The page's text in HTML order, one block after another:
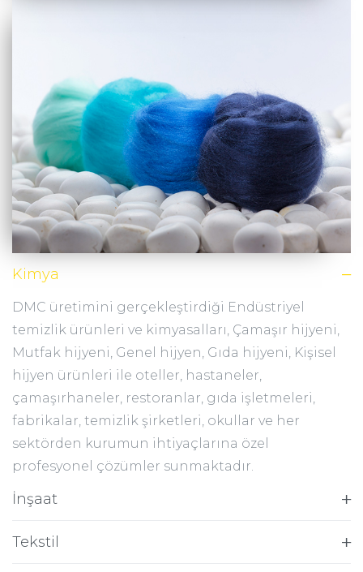
Kimya
DMC üretimini gerçekleştirdiği Endüstriyel
temizlik ürünleri ve kimyasalları, Çamaşır hijyeni,
Mutfak hijyeni, Genel hijyen, Gıda hijyeni, Kişisel
hijyen ürünleri ile oteller, hastaneler,
çamaşırhaneler, restoranlar, gıda işletmeleri,
fabrikalar, temizlik şirketleri, okullar ve her
sektörden kurumun ihtiyaçlarına özel
profesyonel çözümler sunmaktadır.
İnşaat
Tekstil